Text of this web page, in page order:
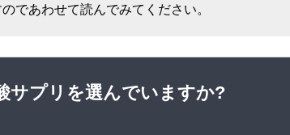
であわせて読んでみてください。
サプリを選んでいますか?